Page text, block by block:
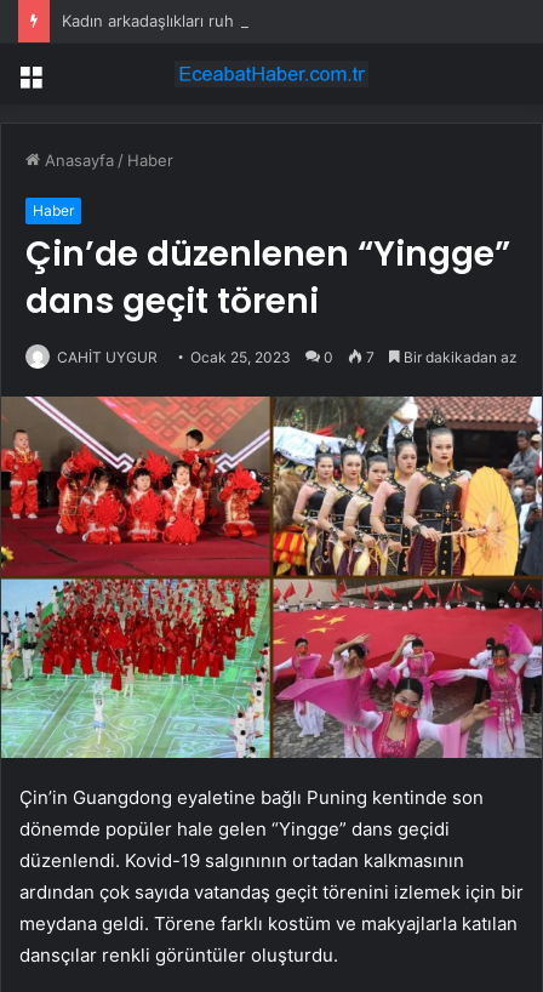
Kadın arkadaşlıkları ruh sağlığını güçlendiriyor!
Menü
Anasayfa / Haber
Haber
Çin’de düzenlenen “Yingge”
dans geçit töreni
CAHİT UYGUR Ocak 25, 2023 0 7 Bir dakikadan az
Çin’in Guangdong eyaletine bağlı Puning kentinde son
dönemde popüler hale gelen “Yingge” dans geçidi
düzenlendi. Kovid-19 salgınının ortadan kalkmasının
ardından çok sayıda vatandaş geçit törenini izlemek için bir
meydana geldi. Törene farklı kostüm ve makyajlarla katılan
dansçılar renkli görüntüler oluşturdu.